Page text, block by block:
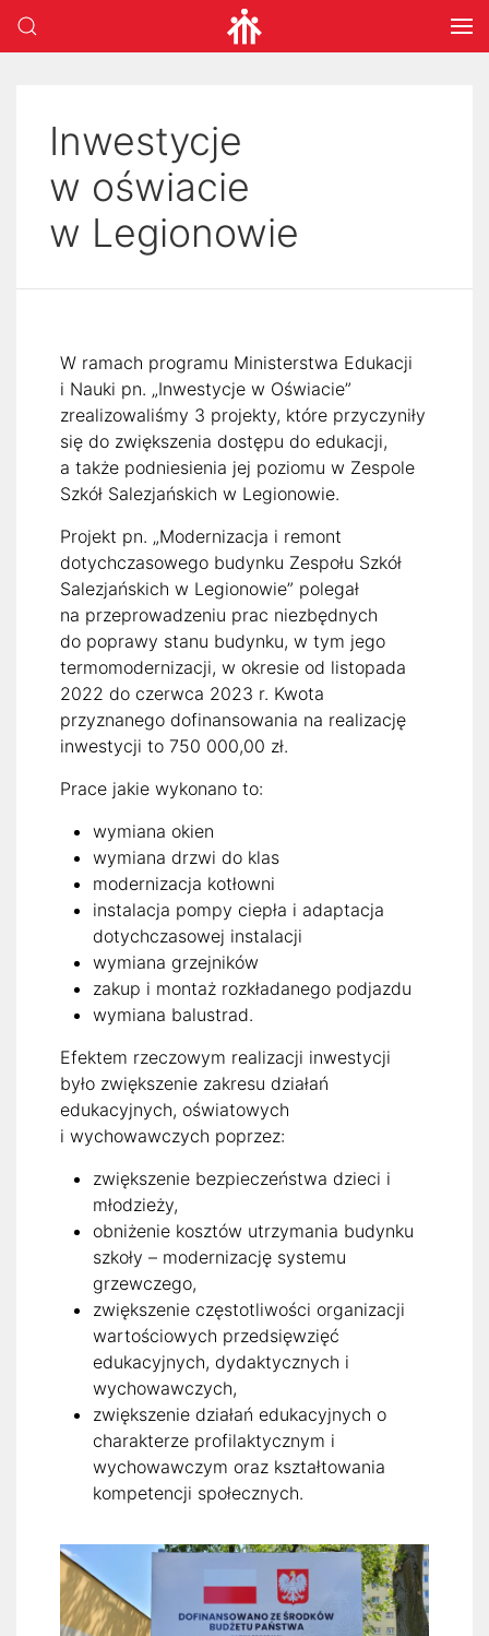
Inwestycje
w oświacie
w Legionowie
W ramach programu Ministerstwa Edukacji
i Nauki pn. „Inwestycje w Oświacie”
zrealizowaliśmy 3 projekty, które przyczyniły
się do zwiększenia dostępu do edukacji,
a także podniesienia jej poziomu w Zespole
Szkół Salezjańskich w Legionowie.
Projekt pn. „Modernizacja i remont
dotychczasowego budynku Zespołu Szkół
Salezjańskich w Legionowie” polegał
na przeprowadzeniu prac niezbędnych
do poprawy stanu budynku, w tym jego
termomodernizacji, w okresie od listopada
2022 do czerwca 2023 r. Kwota
przyznanego dofinansowania na realizację
inwestycji to 750 000,00 zł.
Prace jakie wykonano to:
wymiana okien
wymiana drzwi do klas
modernizacja kotłowni
instalacja pompy ciepła i adaptacja
dotychczasowej instalacji
wymiana grzejników
zakup i montaż rozkładanego podjazdu
wymiana balustrad.
Efektem rzeczowym realizacji inwestycji
było zwiększenie zakresu działań
edukacyjnych, oświatowych
i wychowawczych poprzez:
zwiększenie bezpieczeństwa dzieci i
młodzieży,
obniżenie kosztów utrzymania budynku
szkoły – modernizację systemu
grzewczego,
zwiększenie częstotliwości organizacji
wartościowych przedsięwzięć
edukacyjnych, dydaktycznych i
wychowawczych,
zwiększenie działań edukacyjnych o
charakterze profilaktycznym i
wychowawczym oraz kształtowania
kompetencji społecznych.